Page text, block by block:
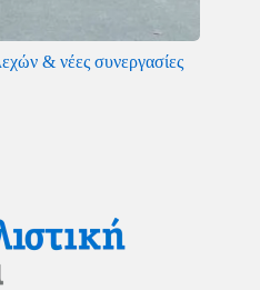
& νέες συνεργασίες